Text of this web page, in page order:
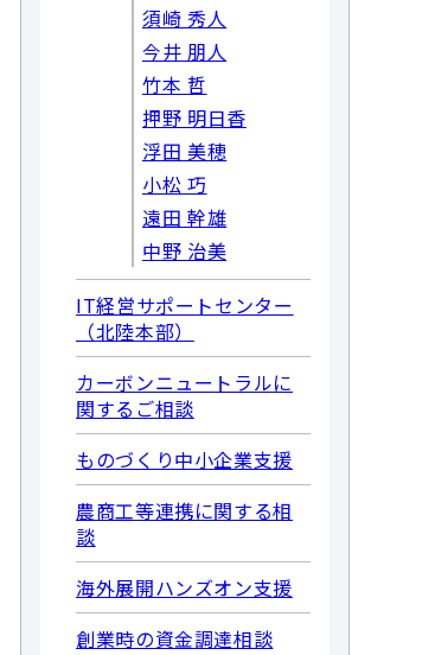
須崎 秀人
今井 朋人
竹本 哲
押野 明日香
浮田 美穂
小松 巧
遠田 幹雄
中野 治美
IT経営サポートセンター
（北陸本部）
カーボンニュートラルに
関するご相談
ものづくり中小企業支援
農商工等連携に関する相
談
海外展開ハンズオン支援
創業時の資金調達相談